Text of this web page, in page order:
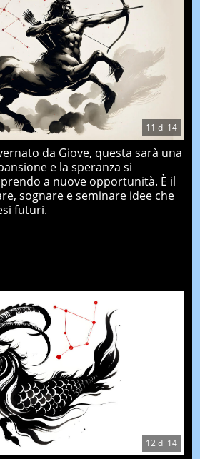
11 di 14
da Giove, questa sarà una
e la speranza si
a nuove opportunità. È il
sognare e seminare idee che
futuri.
12di 14